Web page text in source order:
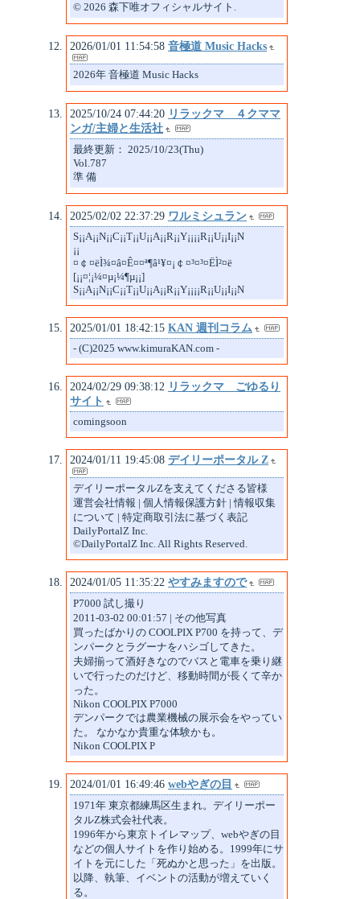
© 2026 森下唯オフィシャルサイト.
2026/01/01 11:54:58 音極道 Music Hacks
2026年 音極道 Music Hacks
2025/10/24 07:44:20 リラックマ ４クママ
ンガ/主婦と生活社
最終更新： 2025/10/23(Thu)
Vol.787
準 備
2025/02/02 22:37:29 ワルミシュラン
S¡¡A¡¡N¡¡C¡¡T¡¡U¡¡A¡¡R¡¡Y¡¡¡¡R¡¡U¡¡I¡¡N
¡¡
¤￠¤ëÌ¾¤â¤Ê¤­¤ª¶â¹¥¤­¡￠¤³¤³¤ËÌ²¤ë
[¡¡¤¦¡¼¤µ¡¼¶µ¡¡]
S¡¡A¡¡N¡¡C¡¡T¡¡U¡¡A¡¡R¡¡Y¡¡¡¡R¡¡U¡¡I¡¡N
2025/01/01 18:42:15 KAN 週刊コラム
- (C)2025 www.kimuraKAN.com -
2024/02/29 09:38:12 リラックマ ごゆるり
サイト
comingsoon
2024/01/11 19:45:08 デイリーポータル Z
デイリーポータルZを支えてくださる皆様
運営会社情報 | 個人情報保護方針 | 情報収集
について | 特定商取引法に基づく表記
DailyPortalZ Inc.
©DailyPortalZ Inc. All Rights Reserved.
2024/01/05 11:35:22 やすみますので
P7000 試し撮り
2011-03-02 00:01:57 | その他写真
買ったばかりの COOLPIX P700 を持って、デ
ンパークとラグーナをハシゴしてきた。
夫婦揃って酒好きなのでバスと電車を乗り継
いで行ったのだけど、移動時間が長くて辛か
った。
Nikon COOLPIX P7000
デンパークでは農業機械の展示会をやってい
た。 なかなか貴重な体験かも。
Nikon COOLPIX P
2024/01/01 16:49:46 webやぎの目
1971年 東京都練馬区生まれ。デイリーポー
タルZ株式会社代表。
1996年から東京トイレマップ、webやぎの目
などの個人サイトを作り始める。1999年にサ
イトを元にした「死ぬかと思った」を出版。
以降、執筆、イベントの活動が増えていく
る。